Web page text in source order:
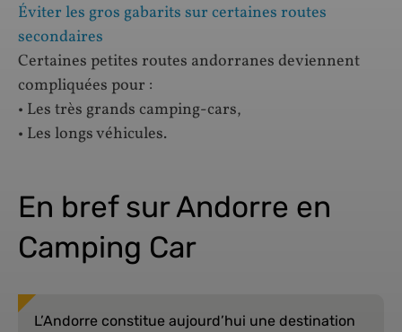
Éviter les gros gabarits sur certaines routes
secondaires
Certaines petites routes andorranes deviennent
compliquées pour :
• Les très grands camping-cars,
• Les longs véhicules.
En bref sur Andorre en
Camping Car
L’Andorre constitue aujourd’hui une destination